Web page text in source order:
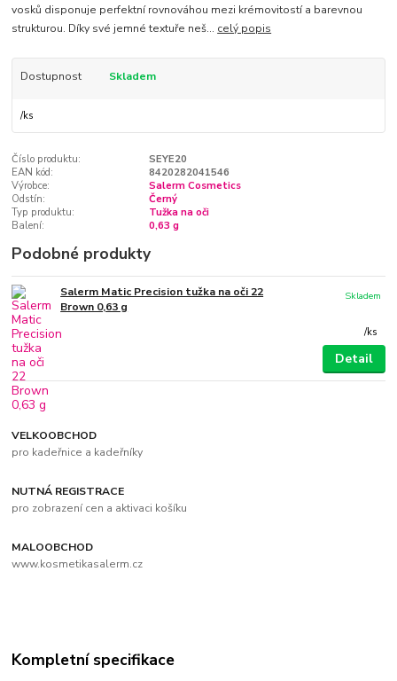
vosků disponuje perfektní rovnováhou mezi krémovitostí a barevnou
strukturou. Díky své jemné textuře neš... celý popis
Dostupnost Skladem
/ks
Číslo produktu:
SEYE20
EAN kód:
8420282041546
Výrobce:
Salerm Cosmetics
Odstín:
Černý
Typ produktu:
Tužka na oči
Balení:
0,63 g
Podobné produkty
Salerm Matic Precision tužka na oči 22
Brown 0,63 g
/ks
Skladem
Detail
VELKOOBCHOD
pro kadeřnice a kadeřníky
NUTNÁ REGISTRACE
pro zobrazení cen a aktivaci košíku
MALOOBCHOD
www.kosmetikasalerm.cz
Kompletní specifikace